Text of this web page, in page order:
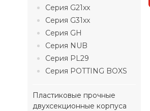
Серия G21xx
Серия G31xx
Серия GH
Серия NUB
Серия PL29
Серия POTTING BOXS
Пластиковые прочные
двухсекционные корпуса